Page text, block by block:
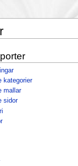
kategorier
mallar
sidor